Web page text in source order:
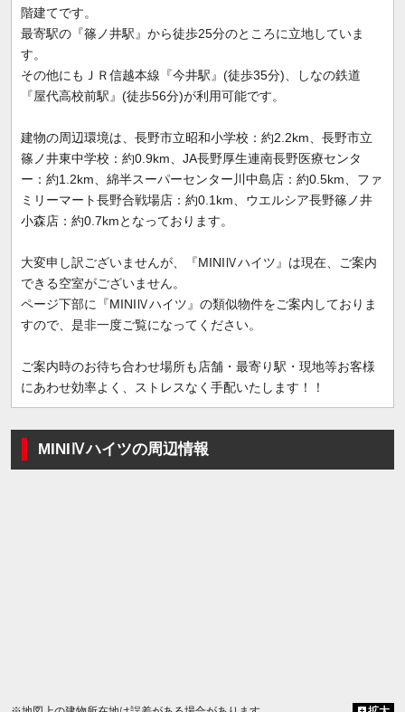
階建てです。
最寄駅の『篠ノ井駅』から徒歩25分のところに立地していま
す。
その他にもＪＲ信越本線『今井駅』(徒歩35分)、しなの鉄道
『屋代高校前駅』(徒歩56分)が利用可能です。
建物の周辺環境は、長野市立昭和小学校：約2.2km、長野市立
篠ノ井東中学校：約0.9km、JA長野厚生連南長野医療センタ
ー：約1.2km、綿半スーパーセンター川中島店：約0.5km、ファ
ミリーマート長野合戦場店：約0.1km、ウエルシア長野篠ノ井
小森店：約0.7kmとなっております。
大変申し訳ございませんが、『MINIⅣハイツ』は現在、ご案内
できる空室がございません。
ページ下部に『MINIⅣハイツ』の類似物件をご案内しておりま
すので、是非一度ご覧になってください。
ご案内時のお待ち合わせ場所も店舗・最寄り駅・現地等お客様
にあわせ効率よく、ストレスなく手配いたします！！
MINIⅣハイツの周辺情報